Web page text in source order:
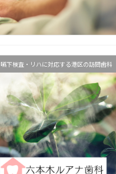
嚥下検査・リハに対応する港区の訪問歯科